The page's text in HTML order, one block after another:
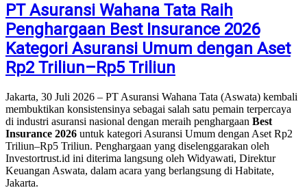
PT Asuransi Wahana Tata Raih
Penghargaan Best Insurance 2026
Kategori Asuransi Umum dengan Aset
Rp2 Triliun–Rp5 Triliun
Jakarta, 30 Juli 2026 – PT Asuransi Wahana Tata (Aswata) kembali
membuktikan konsistensinya sebagai salah satu pemain terpercaya
di industri asuransi nasional dengan meraih penghargaan Best
Insurance 2026 untuk kategori Asuransi Umum dengan Aset Rp2
Triliun–Rp5 Triliun. Penghargaan yang diselenggarakan oleh
Investortrust.id ini diterima langsung oleh Widyawati, Direktur
Keuangan Aswata, dalam acara yang berlangsung di Habitate,
Jakarta.